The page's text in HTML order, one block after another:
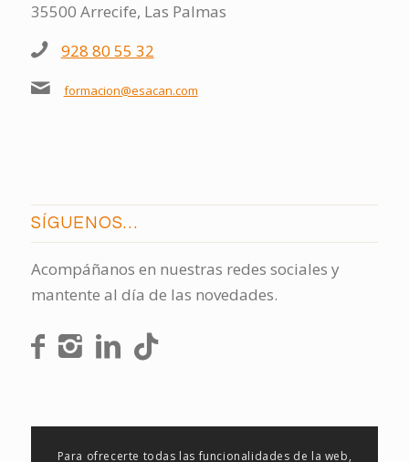
35500 Arrecife, Las Palmas
928 80 55 32
formacion@esacan.com
SÍGUENOS…
Acompáñanos en nuestras redes sociales y
mantente al día de las novedades.
Para ofrecerte todas las funcionalidades de la web,